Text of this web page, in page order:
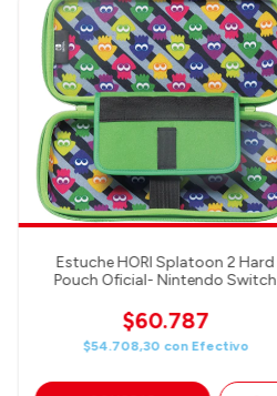
Estuche HORI Splatoon 2 Hard
Pouch Oficial- Nintendo Switch
$60.787
$54.708,30 con Efectivo